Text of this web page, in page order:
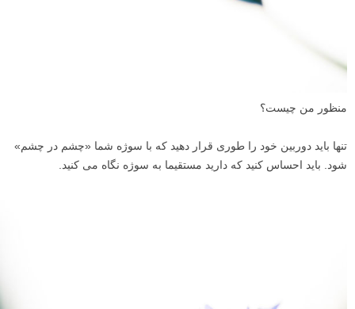
منظور من چیست؟
تنها باید دوربین خود را طوری قرار دهید که با سوژه شما «چشم در چشم»
شود. باید احساس کنید که دارید مستقیما به سوژه نگاه می کنید.